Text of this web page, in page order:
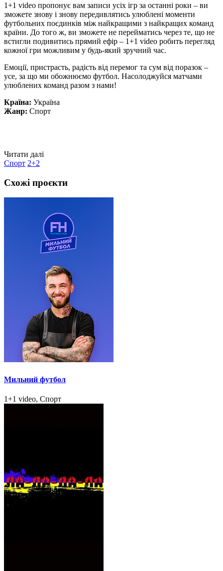
1+1 video пропонує вам записи усіх ігр за останні роки – ви
зможете знову і знову передивлятись улюблені моменти
футбольних поєдинків між найкращими з найкращих команд
країни. До того ж, ви зможете не перейматись через те, що не
встигли подивитись прямий ефір – 1+1 video робить перегляд
кожної гри можливим у будь-який зручний час.
Емоції, пристрасть, радість від перемог та сум від поразок –
усе, за що ми обожнюємо футбол. Насолоджуйся матчами
улюблених команд разом з нами!
Країна: Україна
Жанр: Спорт
Читати далі
Спорт 2+2
Схожі проєкти
Мильний футбол
1+1 video, Спорт